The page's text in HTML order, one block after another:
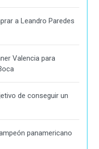
a Leandro Paredes
Valencia para
de conseguir un
panamericano